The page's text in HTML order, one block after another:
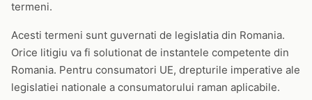
termeni.
Acesti termeni sunt guvernati de legislatia din Romania.
Orice litigiu va fi solutionat de instantele competente din
Romania. Pentru consumatori UE, drepturile imperative ale
legislatiei nationale a consumatorului raman aplicabile.